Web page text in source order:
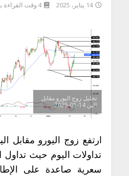
14 يناير، 2025 4 وقت القراءة بالدقيقة
تحليل زوج اليورو مقابل
الين 14-01-2025
ارتفع زوج اليورو مقابل
تداولات اليوم حيث تداول
سعرية صاعدة على